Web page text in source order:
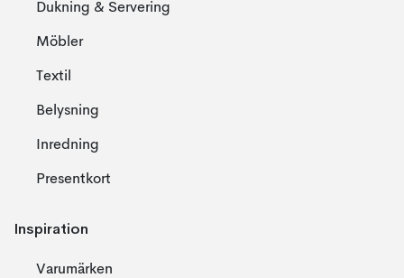
Dukning & Servering
Möbler
Textil
Belysning
Inredning
Presentkort
Inspiration
Varumärken